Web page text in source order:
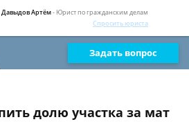
Давыдов Артём- Юрист по гражданским делам
Спросить юриста
Задать вопрос
долю участка за мат